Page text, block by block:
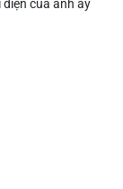
của anh ấy